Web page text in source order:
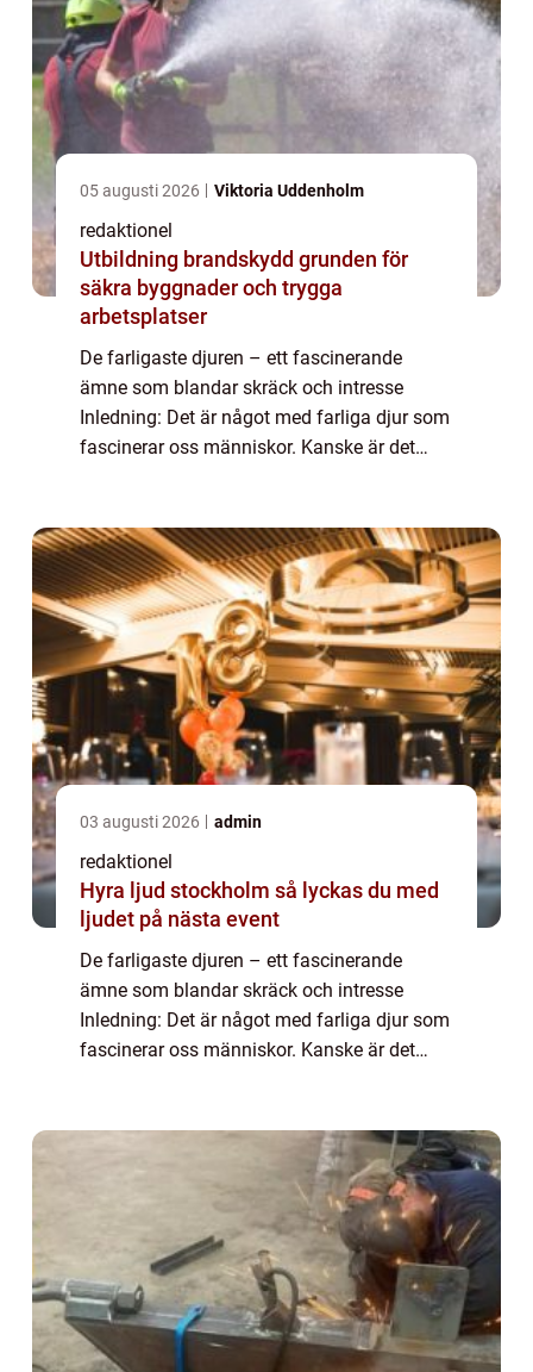
05 augusti 2026 Viktoria Uddenholm
redaktionel
Utbildning brandskydd grunden för
säkra byggnader och trygga
arbetsplatser
De farligaste djuren – ett fascinerande
ämne som blandar skräck och intresse
Inledning: Det är något med farliga djur som
fascinerar oss människor. Kanske är det
03 augusti 2026 admin
redaktionel
Hyra ljud stockholm så lyckas du med
ljudet på nästa event
De farligaste djuren – ett fascinerande
ämne som blandar skräck och intresse
Inledning: Det är något med farliga djur som
fascinerar oss människor. Kanske är det